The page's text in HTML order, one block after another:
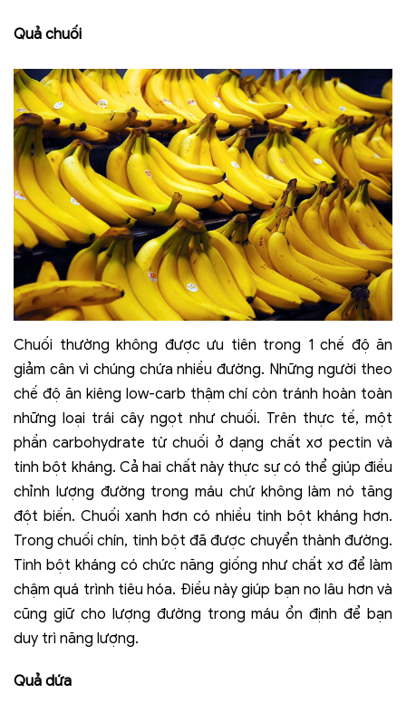
Quả chuối
Chuối thường không được ưu tiên trong 1 chế độ ăn
giảm cân vì chúng chứa nhiều đường. Những người theo
chế độ ăn kiêng low-carb thậm chí còn tránh hoàn toàn
những loại trái cây ngọt như chuối. Trên thực tế, một
phần carbohydrate từ chuối ở dạng chất xơ pectin và
tinh bột kháng. Cả hai chất này thực sự có thể giúp điều
chỉnh lượng đường trong máu chứ không làm nó tăng
đột biến. Chuối xanh hơn có nhiều tinh bột kháng hơn.
Trong chuối chín, tinh bột đã được chuyển thành đường.
Tinh bột kháng có chức năng giống như chất xơ để làm
chậm quá trình tiêu hóa. Điều này giúp bạn no lâu hơn và
cũng giữ cho lượng đường trong máu ổn định để bạn
duy trì năng lượng.
Quả dứa